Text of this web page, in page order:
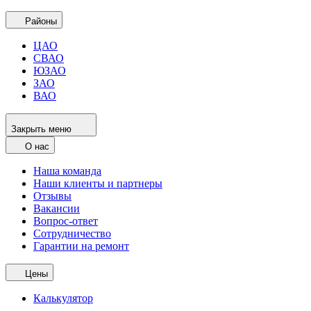
Районы
ЦАО
СВАО
ЮЗАО
ЗАО
ВАО
Закрыть меню
О нас
Наша команда
Наши клиенты и партнеры
Отзывы
Вакансии
Вопрос-ответ
Сотрудничество
Гарантии на ремонт
Цены
Калькулятор